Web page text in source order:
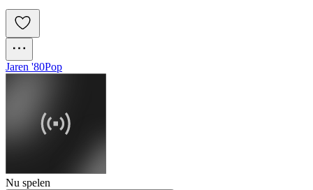
Jaren '80Pop
Nu spelen